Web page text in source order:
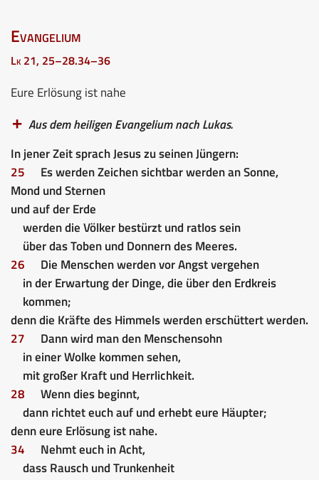
Evangelium
Lk 21, 25–28.34–36
Eure Erlösung ist nahe
Aus dem heiligen Evangelium nach Lukas.
In jener Zeit sprach Jesus zu seinen Jüngern:
25
Es werden Zeichen sichtbar werden an Sonne,
Mond und Sternen
und auf der Erde
werden die Völker bestürzt und ratlos sein
über das Toben und Donnern des Meeres.
26
Die Menschen werden vor Angst vergehen
in der Erwartung der Dinge, die über den Erdkreis
kommen;
denn die Kräfte des Himmels werden erschüttert werden.
27
Dann wird man den Menschensohn
in einer Wolke kommen sehen,
mit großer Kraft und Herrlichkeit.
28
Wenn dies beginnt,
dann richtet euch auf und erhebt eure Häupter;
denn eure Erlösung ist nahe.
34
Nehmt euch in Acht,
dass Rausch und Trunkenheit